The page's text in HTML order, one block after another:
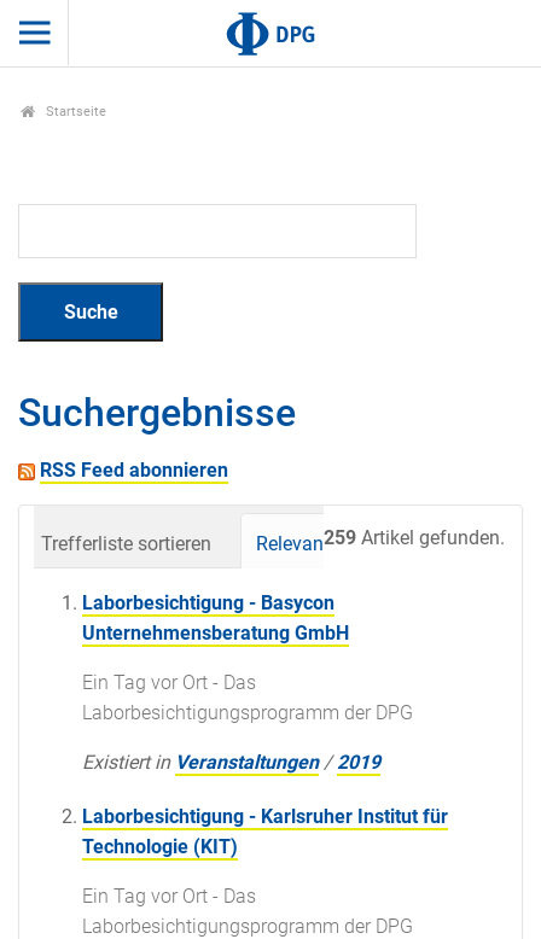
Startseite
Suchergebnisse
RSS Feed abonnieren
259 Artikel gefunden.
Trefferliste sortieren Relevanz Datum
Laborbesichtigung - Basycon
Unternehmensberatung GmbH
Ein Tag vor Ort - Das
Laborbesichtigungsprogramm der DPG
Existiert in Veranstaltungen /2019
Laborbesichtigung - Karlsruher Institut für
Technologie (KIT)
Ein Tag vor Ort - Das
Laborbesichtigungsprogramm der DPG